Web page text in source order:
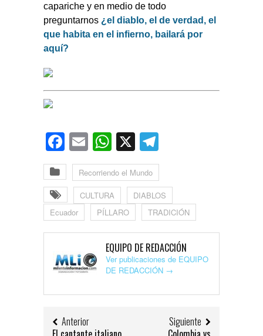
capariche y en medio de todo
preguntarnos ¿el diablo, el de verdad, el
que habita en el infierno, bailará por
aquí?
Facebook
EmailWhatsApp
X
Recorriendo el Mundo
CULTURA
DIABLOS
Ecuador
PÍLLARO TRADICIÓN
EQUIPO DE REDACCIÓN
Ver publicaciones de EQUIPO
DE REDACCIÓN →
Anterior
Siguiente